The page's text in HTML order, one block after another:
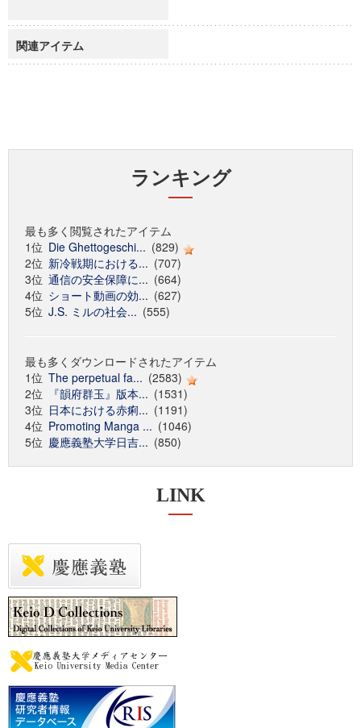
関連アイテム
ランキング
最も多く閲覧されたアイテム
1位 Die Ghettogeschi... (829)
2位 新冷戦期における... (707)
3位 通信の安全保障に... (664)
4位 ショート動画の効... (627)
5位 J.S. ミルの社会... (555)
最も多くダウンロードされたアイテム
1位 The perpetual fa... (2583)
2位
『韻府群玉』版本... (1531)
3位 日本における赤痢... (1191)
4位 Promoting Manga ... (1046)
5位 慶應義塾大学日吉... (850)
LINK